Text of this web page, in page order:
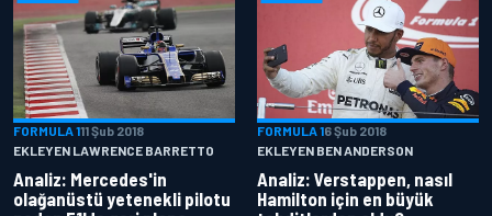
FORMULA 111 Şub 2018
EKLEYEN LAWRENCE BARRETTO
Analiz: Mercedes'in
olağanüstü yetenekli pilotu
FORMULA 16 Şub 2018
EKLEYEN BEN ANDERSON
Analiz: Verstappen, nasıl
Hamilton için en büyük